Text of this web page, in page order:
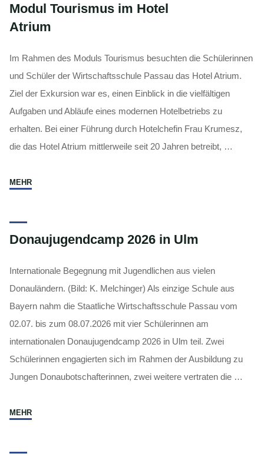
Modul Tourismus im Hotel
Atrium
Im Rahmen des Moduls Tourismus besuchten die Schülerinnen
und Schüler der Wirtschaftsschule Passau das Hotel Atrium.
Ziel der Exkursion war es, einen Einblick in die vielfältigen
Aufgaben und Abläufe eines modernen Hotelbetriebs zu
erhalten. Bei einer Führung durch Hotelchefin Frau Krumesz,
die das Hotel Atrium mittlerweile seit 20 Jahren betreibt, …
MEHR"Modul
Atrium"
Donaujugendcamp 2026 in Ulm
Internationale Begegnung mit Jugendlichen aus vielen
Donauländern. (Bild: K. Melchinger) Als einzige Schule aus
Bayern nahm die Staatliche Wirtschaftsschule Passau vom
02.07. bis zum 08.07.2026 mit vier Schülerinnen am
internationalen Donaujugendcamp 2026 in Ulm teil. Zwei
Schülerinnen engagierten sich im Rahmen der Ausbildung zu
Jungen Donaubotschafterinnen, zwei weitere vertraten die …
MEHR"Donaujugendcamp